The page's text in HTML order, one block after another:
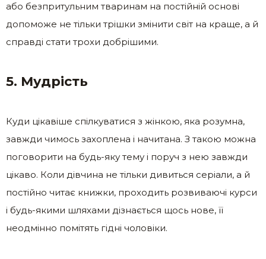
або безпритульним тваринам на постійній основі
допоможе не тільки трішки змінити світ на краще, а й
справді стати трохи добрішими.
5. Мудрість
Куди цікавіше спілкуватися з жінкою, яка розумна,
завжди чимось захоплена і начитана. З такою можна
поговорити на будь-яку тему і поруч з нею завжди
цікаво. Коли дівчина не тільки дивиться серіали, а й
постійно читає книжки, проходить розвиваючі курси
і будь-якими шляхами дізнається щось нове, її
неодмінно помітять гідні чоловіки.